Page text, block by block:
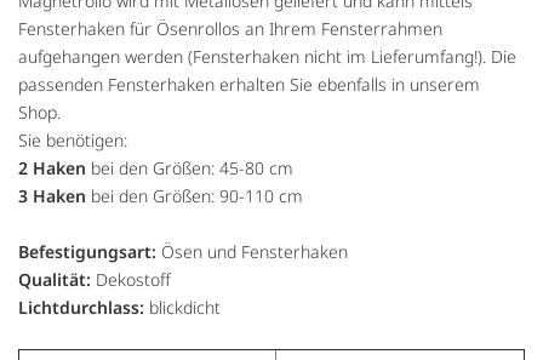
Fensterhaken für Ösenrollos an Ihrem Fensterrahmen
aufgehangen werden (Fensterhaken nicht im Lieferumfang!). Die
passenden Fensterhaken erhalten Sie ebenfalls in unserem
Shop.
Sie benötigen:
2 Haken bei den Größen: 45-80 cm
3 Haken bei den Größen: 90-110 cm
Befestigungsart: Ösen und Fensterhaken
Qualität: Dekostoff
Lichtdurchlass: blickdicht